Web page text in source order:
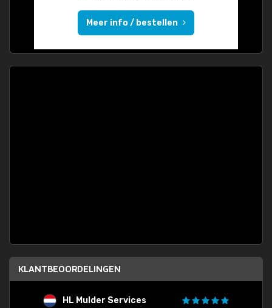
Meer info / bestellen
KLANTBEOORDELINGEN
HL Mulder Services